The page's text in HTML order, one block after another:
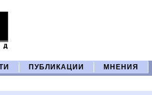
ПУБЛИКАЦИИ МНЕНИЯ